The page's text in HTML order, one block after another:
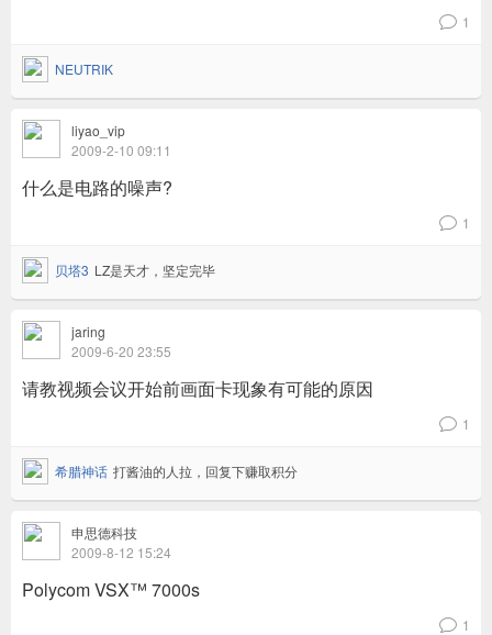
v 1
NEUTRIK
liyao_vip
2009-2-10 09:11
什么是电路的噪声?
v 1
贝塔3 LZ是天才，坚定完毕
jaring
2009-6-20 23:55
请教视频会议开始前画面卡现象有可能的原因
v 1
希腊神话 打酱油的人拉，回复下赚取积分
申思德科技
2009-8-12 15:24
Polycom VSX™ 7000s
v 1